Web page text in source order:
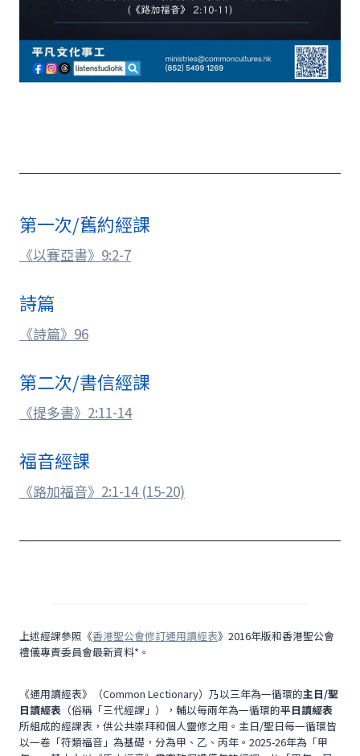
第一次/舊約經課
《以賽亞書》9:2-7
詩篇
《詩篇》96
第二次/書信經課
《提多書》2:11-14
福音經課
《路加福音》2:1-14 (15-20)
上述經課參照《香港聖公會修訂通用讀經表》2016年版和香港聖公會
禮儀專責委員會最新資料*。
《通用讀經表》（Common Lectionary）乃以三年為一循環的主日/聖
日讀經表 （俗稱「三代經課」），輔以每兩年為一循環的平日讀經表
所組成的經課表，供公共崇拜和個人靈修之用。主日/聖日每一循環皆
以一卷「符類福音」為基礎，分為甲、乙、丙年。2025-26年為「甲